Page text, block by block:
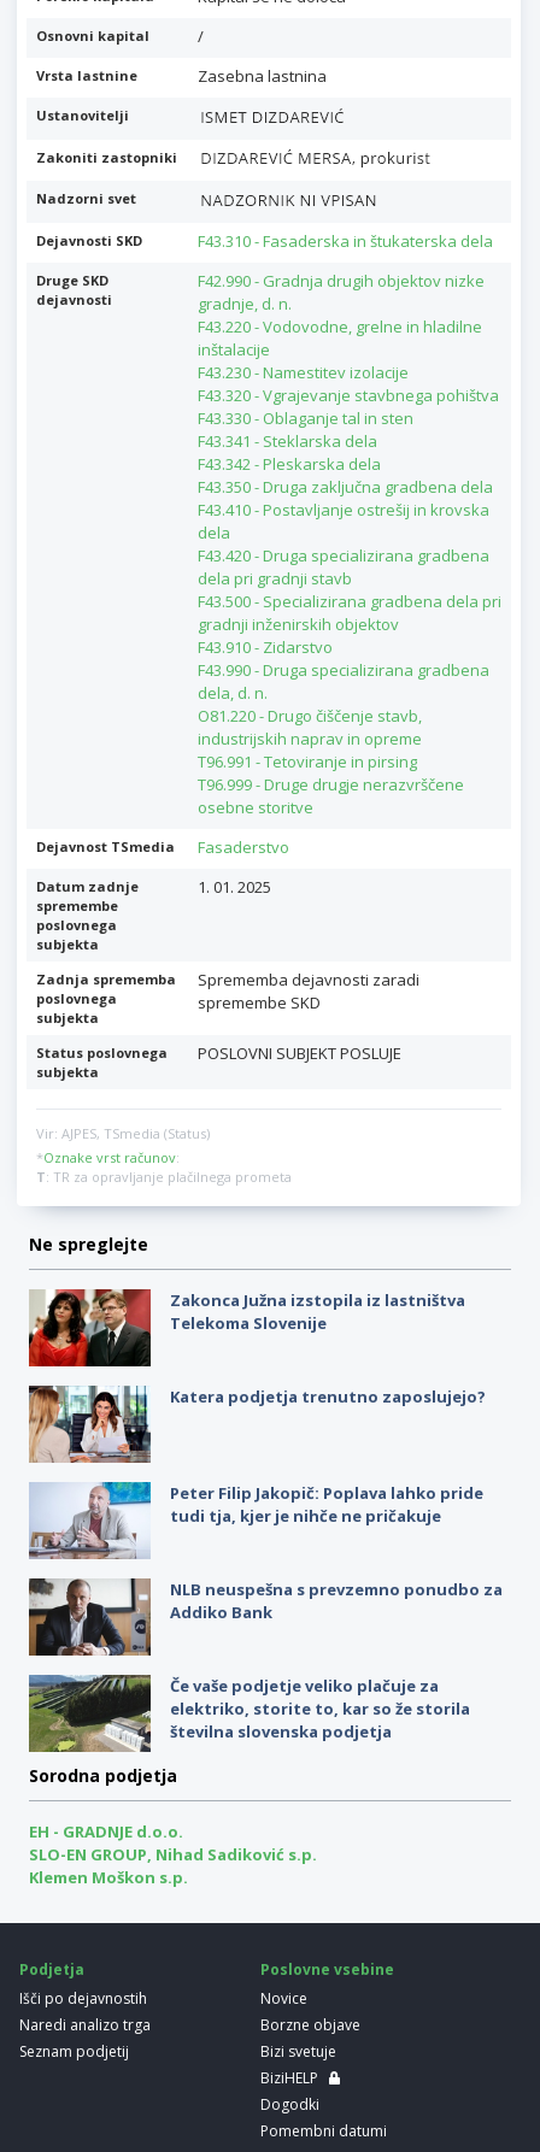
Osnovni kapital /
Vrsta lastnine Zasebna lastnina
Ustanovitelji
Zakoniti zastopniki
Nadzorni svet
Dejavnosti SKD F43.310 - Fasaderska in štukaterska dela
Druge SKD
dejavnosti
F42.990 - Gradnja drugih objektov nizke
gradnje, d. n.
F43.220 - Vodovodne, grelne in hladilne
inštalacije
F43.230 - Namestitev izolacije
F43.320 - Vgrajevanje stavbnega pohištva
F43.330 - Oblaganje tal in sten
F43.341 - Steklarska dela
F43.342 - Pleskarska dela
F43.350 - Druga zaključna gradbena dela
F43.410 - Postavljanje ostrešij in krovska
dela
F43.420 - Druga specializirana gradbena
dela pri gradnji stavb
F43.500 - Specializirana gradbena dela pri
gradnji inženirskih objektov
F43.910 - Zidarstvo
F43.990 - Druga specializirana gradbena
dela, d. n.
O81.220 - Drugo čiščenje stavb,
industrijskih naprav in opreme
T96.991 - Tetoviranje in pirsing
T96.999 - Druge drugje nerazvrščene
osebne storitve
Dejavnost TSmedia Fasaderstvo
Datum zadnje
spremembe
poslovnega
subjekta
1. 01. 2025
Zadnja sprememba
poslovnega
subjekta
Sprememba dejavnosti zaradi
spremembe SKD
Status poslovnega
subjekta
POSLOVNI SUBJEKT POSLUJE
Vir: AJPES, TSmedia (Status)
*Oznake vrst računov:
T: TR za opravljanje plačilnega prometa
Ne spreglejte
Zakonca Južna izstopila iz lastništva
Telekoma Slovenije
Katera podjetja trenutno zaposlujejo?
Peter Filip Jakopič: Poplava lahko pride
tudi tja, kjer je nihče ne pričakuje
NLB neuspešna s prevzemno ponudbo za
Addiko Bank
Če vaše podjetje veliko plačuje za
elektriko, storite to, kar so že storila
številna slovenska podjetja
Sorodna podjetja
EH - GRADNJE d.o.o.
SLO-EN GROUP, Nihad Sadiković s.p.
Klemen Moškon s.p.
Podjetja
Išči po dejavnostih
Naredi analizo trga
Seznam podjetij
Poslovne vsebine
Novice
Borzne objave
Bizi svetuje
BiziHELP
Dogodki
Pomembni datumi